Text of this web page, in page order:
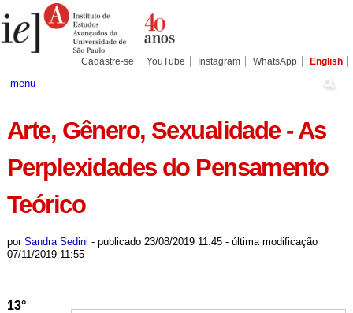
para
conteúdo.
Pessoais
Cadastre-se YouTube Instagram WhatsApp English
menu
Arte, Gênero, Sexualidade - As
Perplexidades do Pensamento
Teórico
por Sandra Sedini - publicado23/08/2019 11:45 - última modificação
07/11/2019 11:55
13°